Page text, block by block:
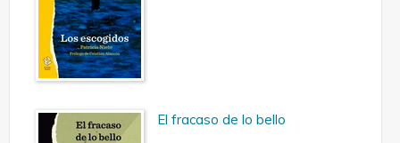
El fracaso de lo bello